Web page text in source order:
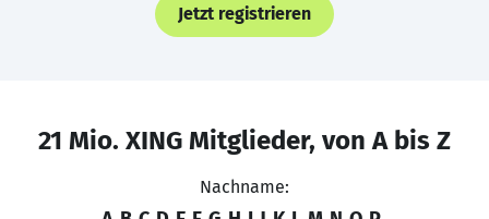
Jetzt registrieren
21 Mio. XING Mitglieder, von A bis Z
Nachname: